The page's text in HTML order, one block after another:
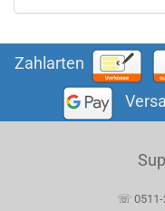
Zahlarten
☏ 0511-